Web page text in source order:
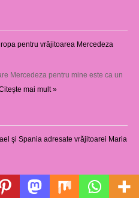
pentru vrăjitoarea Mercedeza
Mercedeza pentru mine este ca un
mai mult »
şi Spania adresate vrăjitoarei Maria
dată când am fost la doamna
mult »
Politică de cookie-uri